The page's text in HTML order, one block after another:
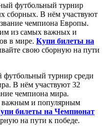
футбольный турнир
сборных. В нём участвуют
чемпиона Европы.
из самых важных и
в мире. Купи билеты на
свою сборную на пути
турнир среди
В нём участвуют 32
чемпиона мира.
важным и популярным
билеты на Чемпионат
на пути к победе.